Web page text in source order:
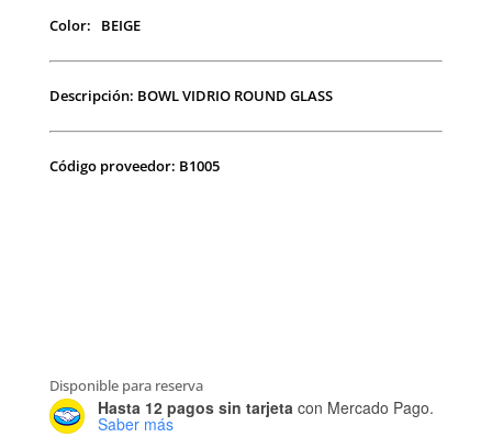
Color: BEIGE
Descripción: BOWL VIDRIO ROUND GLASS
Código proveedor: B1005
Disponible para reserva
Hasta 12 pagos sin tarjetacon Mercado Pago.
Saber más